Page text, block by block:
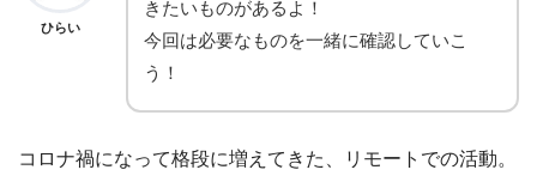
ひらい
きたいものがあるよ！
今回は必要なものを一緒に確認していこ
う！
コロナ禍になって格段に増えてきた、リモートでの活動。